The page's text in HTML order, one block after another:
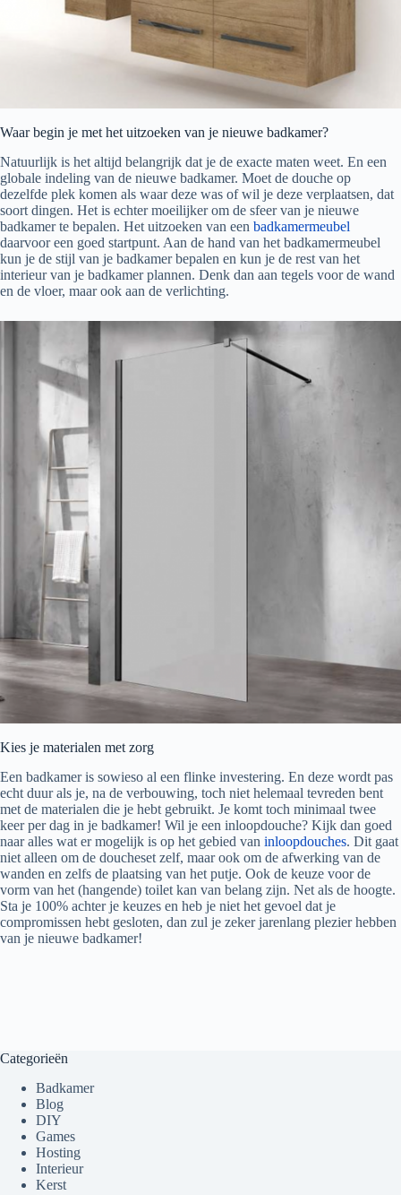
Waar begin je met het uitzoeken van je nieuwe badkamer?
Natuurlijk is het altijd belangrijk dat je de exacte maten weet. En een
globale indeling van de nieuwe badkamer. Moet de douche op
dezelfde plek komen als waar deze was of wil je deze verplaatsen, dat
soort dingen. Het is echter moeilijker om de sfeer van je nieuwe
badkamer te bepalen. Het uitzoeken van een badkamermeubel
daarvoor een goed startpunt. Aan de hand van het badkamermeubel
kun je de stijl van je badkamer bepalen en kun je de rest van het
interieur van je badkamer plannen. Denk dan aan tegels voor de wand
en de vloer, maar ook aan de verlichting.
Kies je materialen met zorg
Een badkamer is sowieso al een flinke investering. En deze wordt pas
echt duur als je, na de verbouwing, toch niet helemaal tevreden bent
met de materialen die je hebt gebruikt. Je komt toch minimaal twee
keer per dag in je badkamer! Wil je een inloopdouche? Kijk dan goed
naar alles wat er mogelijk is op het gebied van inloopdouches. Dit gaat
niet alleen om de doucheset zelf, maar ook om de afwerking van de
wanden en zelfs de plaatsing van het putje. Ook de keuze voor de
vorm van het (hangende) toilet kan van belang zijn. Net als de hoogte.
Sta je 100% achter je keuzes en heb je niet het gevoel dat je
compromissen hebt gesloten, dan zul je zeker jarenlang plezier hebben
van je nieuwe badkamer!
Categorieën
Badkamer
Blog
DIY
Games
Hosting
Interieur
Kerst